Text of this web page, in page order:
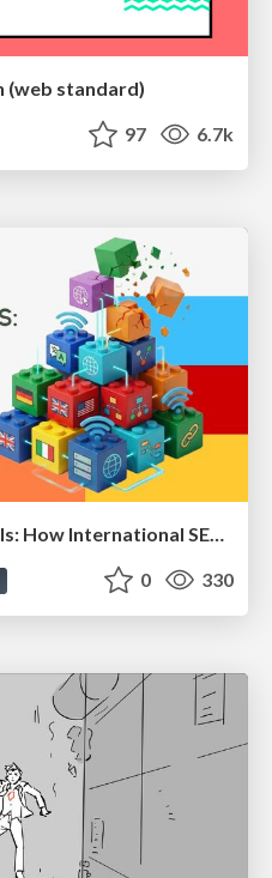
(web standard)
97 6.7k
Max Prin - Stacking Signals: How International SEO Comes Together (And Falls Apart)
0 330